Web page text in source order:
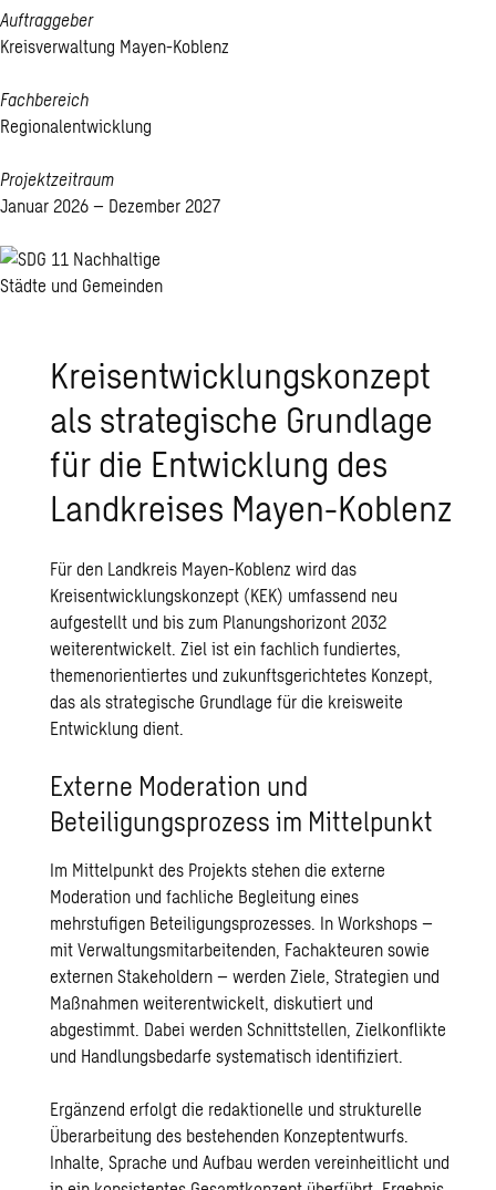
Auftraggeber
Kreisverwaltung Mayen-Koblenz
Fachbereich
Regionalentwicklung
Projektzeitraum
Januar 2026 – Dezember 2027
Kreisentwicklungskonzept
als strategische Grundlage
für die Entwicklung des
Landkreises Mayen-Koblenz
Für den Landkreis Mayen-Koblenz wird das
Kreisentwicklungskonzept (KEK) umfassend neu
aufgestellt und bis zum Planungshorizont 2032
weiterentwickelt. Ziel ist ein fachlich fundiertes,
themenorientiertes und zukunftsgerichtetes Konzept,
das als strategische Grundlage für die kreisweite
Entwicklung dient.
Externe Moderation und
Beteiligungsprozess im Mittelpunkt
Im Mittelpunkt des Projekts stehen die externe
Moderation und fachliche Begleitung eines
mehrstufigen Beteiligungsprozesses. In Workshops –
mit Verwaltungsmitarbeitenden, Fachakteuren sowie
externen Stakeholdern – werden Ziele, Strategien und
Maßnahmen weiterentwickelt, diskutiert und
abgestimmt. Dabei werden Schnittstellen, Zielkonflikte
und Handlungsbedarfe systematisch identifiziert.
Ergänzend erfolgt die redaktionelle und strukturelle
Überarbeitung des bestehenden Konzeptentwurfs.
Inhalte, Sprache und Aufbau werden vereinheitlicht und